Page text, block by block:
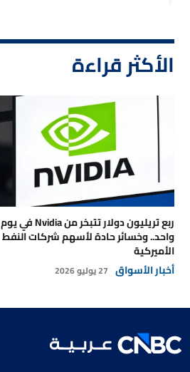
الأكثر قراءة
ربع تريليون دولار تتبخر من Nvidia في يوم
واحد.. وخسائر حادة لأسهم شركات النفط
الأميركية
أخبار الأسواق 27 يوليو 2026